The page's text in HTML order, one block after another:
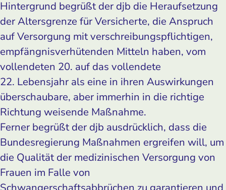
Hintergrund begrüßt der djb die Heraufsetzung
der Altersgrenze für Versicherte, die Anspruch
auf Versorgung mit verschreibungspflichtigen,
empfängnisverhütenden Mitteln haben, vom
vollendeten 20. auf das vollendete
22. Lebensjahr als eine in ihren Auswirkungen
überschaubare, aber immerhin in die richtige
Richtung weisende Maßnahme.
Ferner begrüßt der djb ausdrücklich, dass die
Bundesregierung Maßnahmen ergreifen will, um
die Qualität der medizinischen Versorgung von
Frauen im Falle von